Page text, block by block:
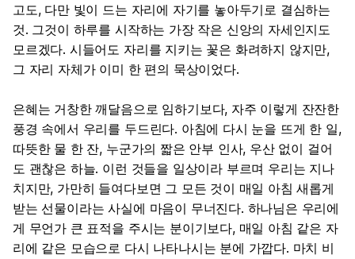
고도, 다만 빛이 드는 자리에 자기를 놓아두기로 결심하는
것. 그것이 하루를 시작하는 가장 작은 신앙의 자세인지도
모르겠다. 시들어도 자리를 지키는 꽃은 화려하지 않지만,
그 자리 자체가 이미 한 편의 묵상이었다.
은혜는 거창한 깨달음으로 임하기보다, 자주 이렇게 잔잔한
풍경 속에서 우리를 두드린다. 아침에 다시 눈을 뜨게 한 일,
따뜻한 물 한 잔, 누군가의 짧은 안부 인사, 우산 없이 걸어
도 괜찮은 하늘. 이런 것들을 일상이라 부르며 우리는 지나
치지만, 가만히 들여다보면 그 모든 것이 매일 아침 새롭게
받는 선물이라는 사실에 마음이 무너진다. 하나님은 우리에
게 무언가 큰 표적을 주시는 분이기보다, 매일 아침 같은 자
리에 같은 모습으로 다시 나타나시는 분에 가깝다. 마치 비